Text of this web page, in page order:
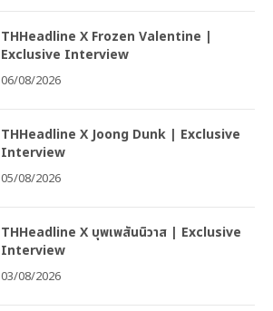
THHeadline X Frozen Valentine |
Exclusive Interview
06/08/2026
THHeadline X Joong Dunk | Exclusive
Interview
05/08/2026
THHeadline X บุพเพสันนิวาส | Exclusive
Interview
03/08/2026